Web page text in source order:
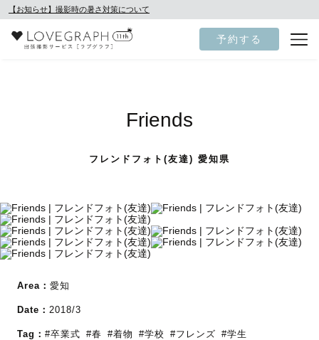
【お知らせ】撮影時の暑さ対策について
予約する
Friends
フレンドフォト(友達) 愛知県
Area： 愛知
Date： 2018/3
Tag： #卒業式 #春 #着物 #学校 #フレンズ #学生